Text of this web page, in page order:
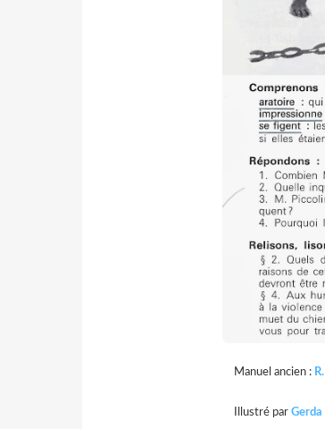
Manuel ancien :
Illustré par